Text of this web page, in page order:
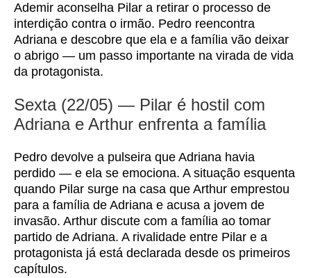
Ademir aconselha Pilar a retirar o processo de
interdição contra o irmão. Pedro reencontra
Adriana e descobre que ela e a família vão deixar
o abrigo — um passo importante na virada de vida
da protagonista.
Sexta (22/05) — Pilar é hostil com
Adriana e Arthur enfrenta a família
Pedro devolve a pulseira que Adriana havia
perdido — e ela se emociona. A situação esquenta
quando Pilar surge na casa que Arthur emprestou
para a família de Adriana e acusa a jovem de
invasão. Arthur discute com a família ao tomar
partido de Adriana. A rivalidade entre Pilar e a
protagonista já está declarada desde os primeiros
capítulos.